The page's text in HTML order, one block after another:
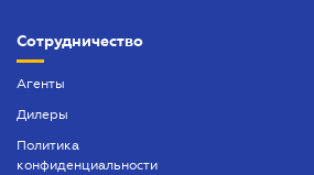
Сотрудничество
Агенты
Дилеры
Политика
конфиденциальности